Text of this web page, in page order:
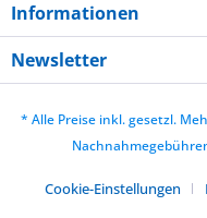
Informationen
Newsletter
* Alle Preise inkl. gesetzl.
Cookie-Einstellungen